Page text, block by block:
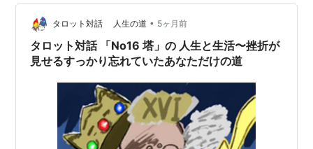
転職・独立・起業を考えている方 今の職場で仕事を続け
たい方 塔まとめ 正位置のキーワード ・ハプニング・予
期せぬ変化・大胆な行動・感情の爆発・ショックな出来
事・衝撃的な出来事…
タロット対話 人生の道 • 5ヶ月前
タロット対話 「No16 塔」の 人生と生活〜挫折が
見せるすっかり忘れていたあなただけの道